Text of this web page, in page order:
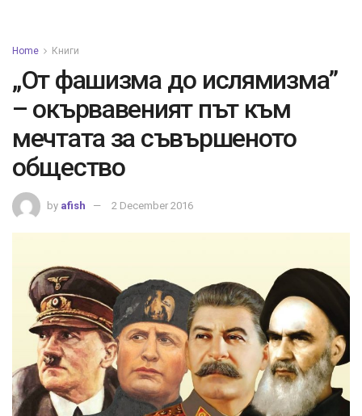
Home Книги
„От фашизма до ислямизма”
– окървавеният път към
мечтата за съвършеното
общество
by afish 2 December 2016